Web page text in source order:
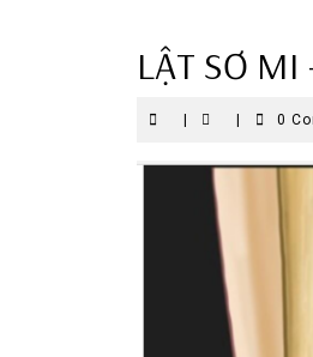
LẬT SƠ MI
0